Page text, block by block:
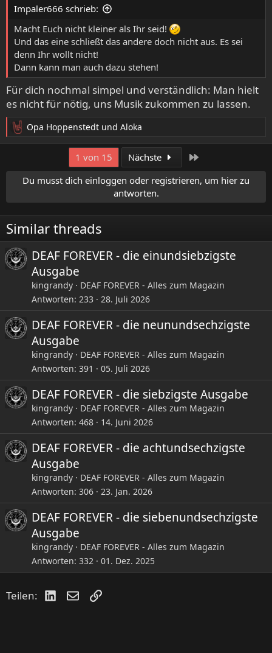
Impaler666 schrieb:
Macht Euch nicht kleiner als Ihr seid!
Und das eine schließt das andere doch nicht aus. Es sei
denn Ihr wollt nicht!
Dann kann man auch dazu stehen!
Für dich nochmal simpel und verständlich: Man hielt
es nicht für nötig, uns Musik zukommen zu lassen.
R
e
o
n
e
n
:
Opa Hoppenstedt und Aloka
1 von 15 Nächste
Du musst dich einloggen oder registrieren, um hier zu
antworten.
Similar threads
DEAF FOREVER - die einundsiebzigste
Ausgabe
kingrandy
DEAF FOREVER - Alles zum Magazin
Antworten 233 28. Juli 2026
DEAF FOREVER - die neunundsechzigste
Ausgabe
kingrandy
DEAF FOREVER - Alles zum Magazin
Antworten 391 05. Juli 2026
DEAF FOREVER - die siebzigste Ausgabe
kingrandy
DEAF FOREVER - Alles zum Magazin
Antworten 468 14. Juni 2026
DEAF FOREVER - die achtundsechzigste
Ausgabe
kingrandy
DEAF FOREVER - Alles zum Magazin
Antworten 306 23. Jan. 2026
DEAF FOREVER - die siebenundsechzigste
Ausgabe
kingrandy
DEAF FOREVER - Alles zum Magazin
Antworten 332 01. Dez. 2025
Teilen: LinkedIn
E-MailLink